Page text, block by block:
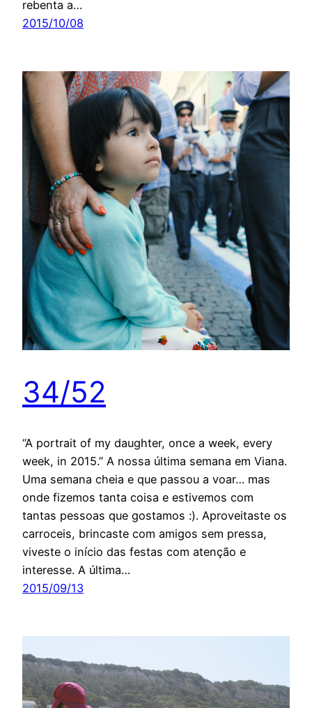
rebenta a…
2015/10/08
34/52
“A portrait of my daughter, once a week, every
week, in 2015.” A nossa última semana em Viana.
Uma semana cheia e que passou a voar… mas
onde fizemos tanta coisa e estivemos com
tantas pessoas que gostamos :). Aproveitaste os
carroceis, brincaste com amigos sem pressa,
viveste o início das festas com atenção e
interesse. A última…
2015/09/13